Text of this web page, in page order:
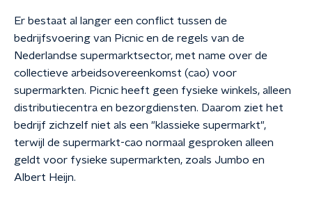
Er bestaat al langer een conflict tussen de
bedrijfsvoering van Picnic en de regels van de
Nederlandse supermarktsector, met name over de
collectieve arbeidsovereenkomst (cao) voor
supermarkten. Picnic heeft geen fysieke winkels, alleen
distributiecentra en bezorgdiensten. Daarom ziet het
bedrijf zichzelf niet als een "klassieke supermarkt",
terwijl de supermarkt-cao normaal gesproken alleen
geldt voor fysieke supermarkten, zoals Jumbo en
Albert Heijn.